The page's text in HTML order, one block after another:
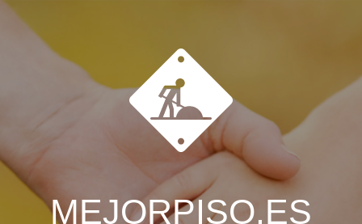
MEJORPISO.ES